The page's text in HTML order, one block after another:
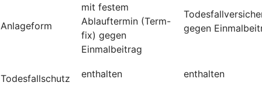
Anlageform
mit festem
Ablauftermin (Term-
fix) gegen
Einmalbeitrag
gegen
Todesfallschutz enthalten enthalten